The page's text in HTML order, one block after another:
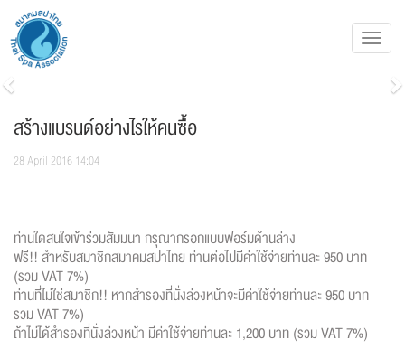
Previous
สร้างแบรนด์อย่างไรให้คนซื้อ
28 April 2016 14:04
ท่านใดสนใจเข้าร่วมสัมมนา กรุณากรอกแบบฟอร์มด้านล่าง
ฟรี!! สำหรับสมาชิกสมาคมสปาไทย ท่านต่อไปมีค่าใช้จ่ายท่านละ 950 บาท
(รวม VAT 7%)
ท่านที่ไม่ใช่สมาชิก!! หากสำรองที่นั่งล่วงหน้าจะมีค่าใช้จ่ายท่านละ 950 บาท
รวม VAT 7%)
ถ้าไม่ได้สำรองที่นั่งล่วงหน้า มีค่าใช้จ่ายท่านละ 1,200 บาท (รวม VAT 7%)